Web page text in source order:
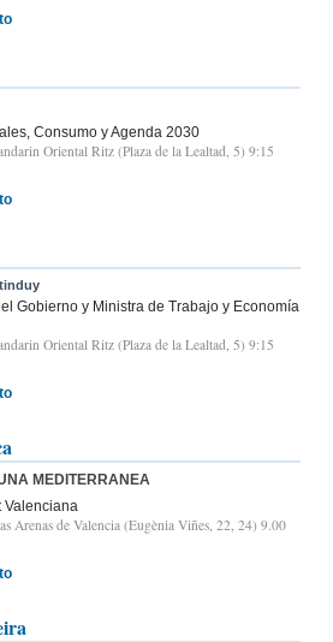
Consumo y Agenda 2030
Oriental Ritz (Plaza de la Lealtad, 5) 9:15
Gobierno y Ministra de Trabajo y Economía
Oriental Ritz (Plaza de la Lealtad, 5) 9:15
MEDITERRANEA
Valenciana
Arenas de Valencia (Eugènia Viñes, 22, 24) 9.00